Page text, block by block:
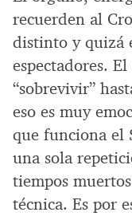
recuerden al
distinto y quizá
espectadores.
“sobrevivir”
eso es muy
que funciona el
una sola
tiempos
técnica. Es por